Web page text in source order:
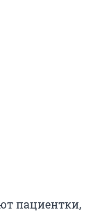
пациентки,